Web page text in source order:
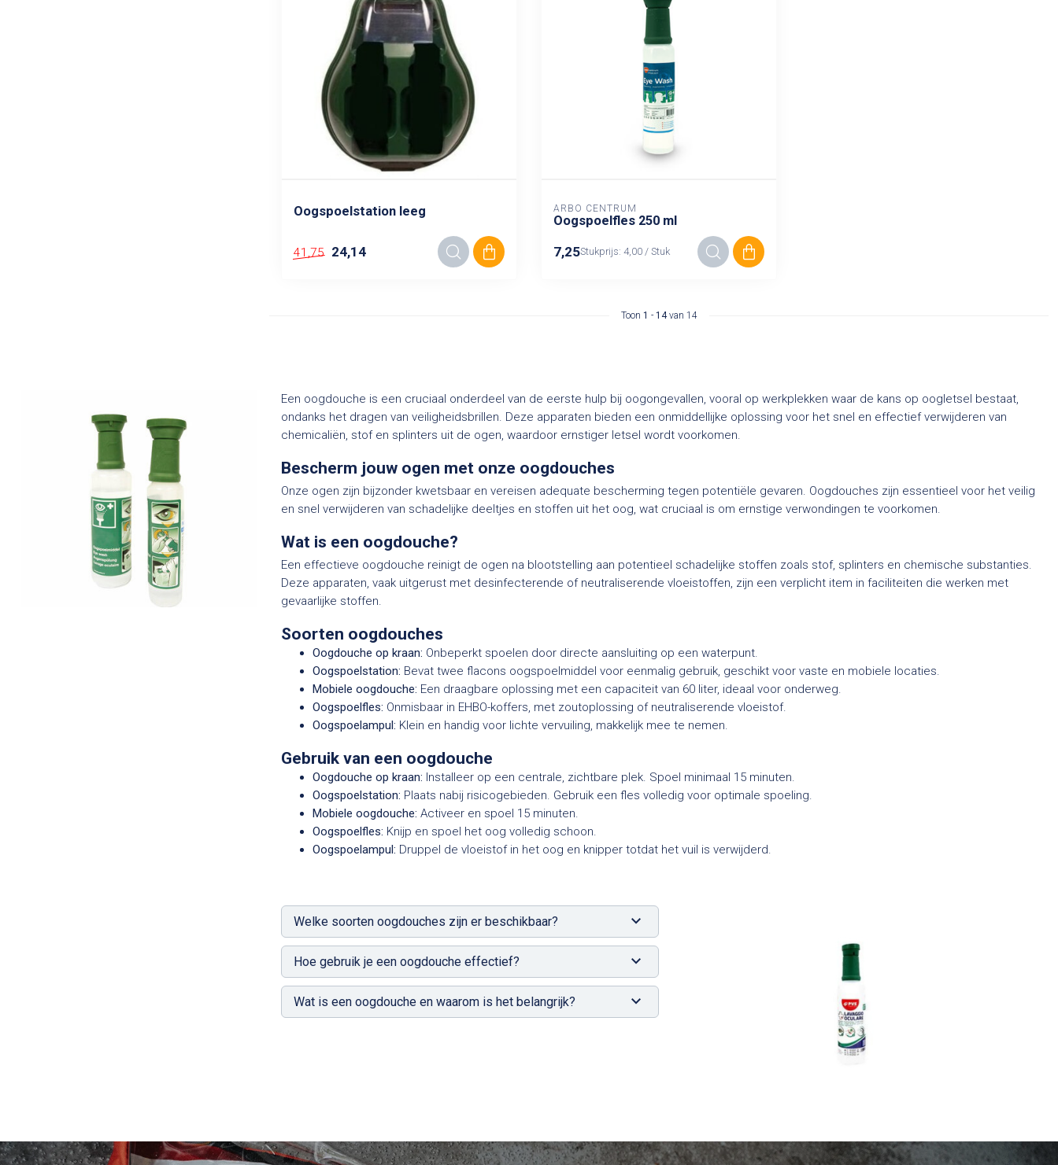
Oogspoelstation leeg
41,75 24,14
ARBO CENTRUM
Oogspoelfles 250 ml
7,25Stukprijs: 4,00 / Stuk
Toon 1 - 14van 14
Een oogdouche is een cruciaal onderdeel van de eerste hulp bij oogongevallen, vooral op werkplekken waar de kans op oogletsel bestaat,
ondanks het dragen van veiligheidsbrillen. Deze apparaten bieden een onmiddellijke oplossing voor het snel en effectief verwijderen van
chemicaliën, stof en splinters uit de ogen, waardoor ernstiger letsel wordt voorkomen.
Bescherm jouw ogen met onze oogdouches
Onze ogen zijn bijzonder kwetsbaar en vereisen adequate bescherming tegen potentiële gevaren. Oogdouches zijn essentieel voor het veilig
en snel verwijderen van schadelijke deeltjes en stoffen uit het oog, wat cruciaal is om ernstige verwondingen te voorkomen.
Wat is een oogdouche?
Een effectieve oogdouche reinigt de ogen na blootstelling aan potentieel schadelijke stoffen zoals stof, splinters en chemische substanties.
Deze apparaten, vaak uitgerust met desinfecterende of neutraliserende vloeistoffen, zijn een verplicht item in faciliteiten die werken met
gevaarlijke stoffen.
Soorten oogdouches
Oogdouche op kraan: Onbeperkt spoelen door directe aansluiting op een waterpunt.
Oogspoelstation: Bevat twee flacons oogspoelmiddel voor eenmalig gebruik, geschikt voor vaste en mobiele locaties.
Mobiele oogdouche: Een draagbare oplossing met een capaciteit van 60 liter, ideaal voor onderweg.
Oogspoelfles: Onmisbaar in EHBO-koffers, met zoutoplossing of neutraliserende vloeistof.
Oogspoelampul: Klein en handig voor lichte vervuiling, makkelijk mee te nemen.
Gebruik van een oogdouche
Oogdouche op kraan: Installeer op een centrale, zichtbare plek. Spoel minimaal 15 minuten.
Oogspoelstation: Plaats nabij risicogebieden. Gebruik een fles volledig voor optimale spoeling.
Mobiele oogdouche: Activeer en spoel 15 minuten.
Oogspoelfles: Knijp en spoel het oog volledig schoon.
Oogspoelampul: Druppel de vloeistof in het oog en knipper totdat het vuil is verwijderd.
Welke soorten oogdouches zijn er beschikbaar?
Hoe gebruik je een oogdouche effectief?
Wat is een oogdouche en waarom is het belangrijk?